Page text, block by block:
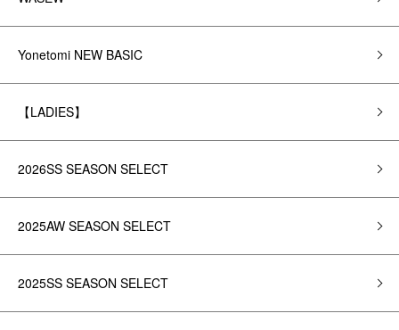
Yonetomi NEW BASIC
【LADIES】
2026SS SEASON SELECT
2025AW SEASON SELECT
2025SS SEASON SELECT